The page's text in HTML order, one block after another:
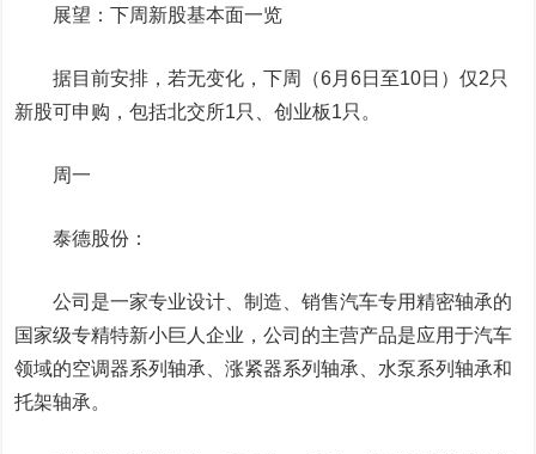
展望：下周新股基本面一览
据目前安排，若无变化，下周（6月6日至10日）仅2只
新股可申购，包括北交所1只、创业板1只。
周一
泰德股份 ：
公司是一家专业设计、制造、销售汽车专用精密轴承的
国家级专精特新小巨人企业，公司的主营产品是应用于汽车
领域的空调器系列轴承、涨紧器系列轴承、水泵系列轴承和
托架轴承。